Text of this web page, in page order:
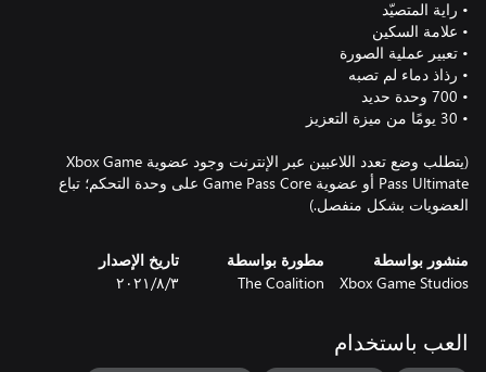
(يتطلب وضع تعدد اللاعبين عبر الإنترنت وجود عضوية Xbox Game
Pass Ultimate أو عضوية Game Pass Core على وحدة التحكم؛ تباع
العضويات بشكل منفصل.)
منشور بواسطة
Xbox Game Studios
مطورة بواسطة
The Coalition
تاريخ الإصدار
٣‏/٨‏/٢٠٢١
العب باستخدام